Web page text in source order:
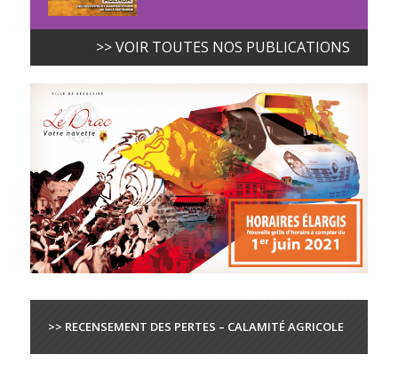
>> VOIR TOUTES NOS PUBLICATIONS
>> RECENSEMENT DES PERTES – CALAMITÉ AGRICOLE